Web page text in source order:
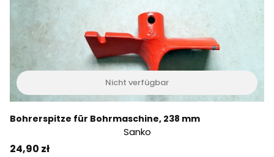
Nicht verfügbar
Bohrerspitze für Bohrmaschine, 238 mm
Sanko
Preis
24,90 zł